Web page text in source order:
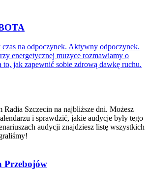
czas na odpoczynek. Aktywny odpoczynek.
energetycznej muzyce rozmawiamy o
to, jak zapewnić sobie zdrową dawkę ruchu.
Radia Szczecin na najbliższe dni. Możesz
i sprawdzić, jakie audycje były tego
audycji znajdziesz listę wszystkich
Przebojów